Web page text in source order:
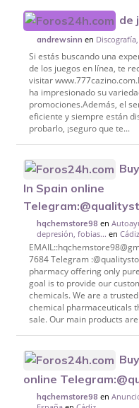
de
andrewsinn en
Si estás buscando una
de los juegos en línea, te
visitar
ha impresionado su
promociones.Además, el
eficiente y siempre están
probarlo, ¡seguro que te...
In Spain online
hqchemstore98 en
depresión, fobias... enCádiz
7684 Telegram
pharmacy offering only
goal is to provide our
chemicals. We are a
chemical pharmaceuticals
sale. Our main products
online
hqchemstore98 en